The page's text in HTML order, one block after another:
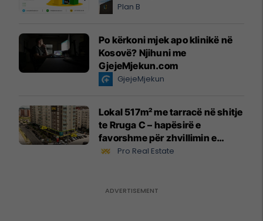
Plan B
Po kërkoni mjek apo klinikë në
Kosovë? Njihuni me
GjejeMjekun.com
GjejeMjekun
Lokal 517m² me tarracë në shitje
te Rruga C – hapësirë e
favorshme për zhvillimin e
biznesit #15796
Pro Real Estate